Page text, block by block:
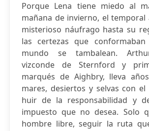
Porque Lena tiene miedo al
mañana de invierno, el
misterioso náufrago hasta su
las certezas que
mundo se tambalean.
vizconde de Sternford y
marqués de Aighbry, lleva
mares, desiertos y selvas con
huir de la responsabilidad y
impuesto que no desea. Solo
hombre libre, seguir la ruta